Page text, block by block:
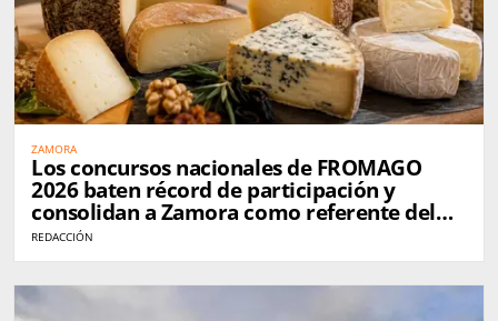
ZAMORA
Los concursos nacionales de FROMAGO
2026 baten récord de participación y
consolidan a Zamora como referente del
queso en España
REDACCIÓN